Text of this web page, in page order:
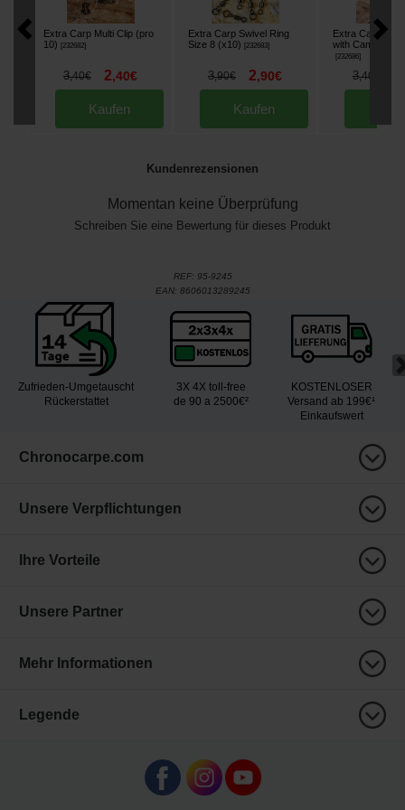
Extra Carp Multi Clip (pro
10)
[232682]
3,40€ 2,40€
Kaufen
Extra Carp Swivel Ring
Size 8 (x10)
[232683]
3,90€ 2,90€
Kaufen
Extra Carp
with Camo
[232686]
3,40
Kundenrezensionen
Momentan keine Überprüfung
Schreiben Sie eine Bewertung für dieses Produkt
REF: 95-9245
EAN: 8606013289245
Zufrieden-Umgetauscht
Rückerstattet
3X 4X toll-free
de 90 a 2500€²
KOSTENLOSER
Versand ab 199€¹
Einkaufswert
Chronocarpe.com
Unsere Verpflichtungen
Ihre Vorteile
Unsere Partner
Mehr Informationen
Legende